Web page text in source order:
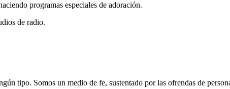
programas especiales de adoración.
de radio.
tipo. Somos un medio de fe, sustentado por las ofrendas de